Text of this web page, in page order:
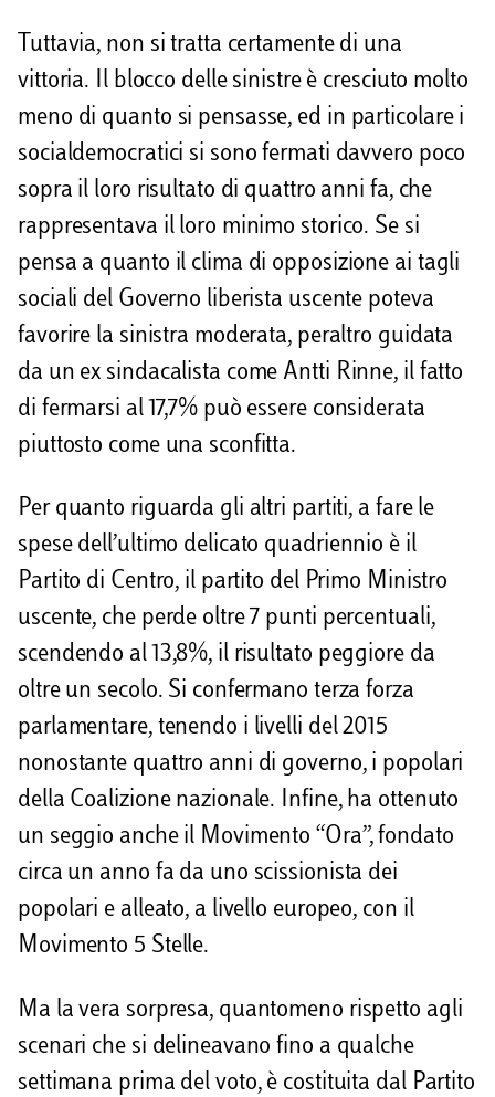
Tuttavia, non si tratta certamente di una
vittoria. Il blocco delle sinistre è cresciuto molto
meno di quanto si pensasse, ed in particolare i
socialdemocratici si sono fermati davvero poco
sopra il loro risultato di quattro anni fa, che
rappresentava il loro minimo storico. Se si
pensa a quanto il clima di opposizione ai tagli
sociali del Governo liberista uscente poteva
favorire la sinistra moderata, peraltro guidata
da un ex sindacalista come Antti Rinne, il fatto
di fermarsi al 17,7% può essere considerata
piuttosto come una sconfitta.
Per quanto riguarda gli altri partiti, a fare le
spese dell’ultimo delicato quadriennio è il
Partito di Centro, il partito del Primo Ministro
uscente, che perde oltre 7 punti percentuali,
scendendo al 13,8%, il risultato peggiore da
oltre un secolo. Si confermano terza forza
parlamentare, tenendo i livelli del 2015
nonostante quattro anni di governo, i popolari
della Coalizione nazionale. Infine, ha ottenuto
un seggio anche il Movimento “Ora”, fondato
circa un anno fa da uno scissionista dei
popolari e alleato, a livello europeo, con il
Movimento 5 Stelle.
Ma la vera sorpresa, quantomeno rispetto agli
scenari che si delineavano fino a qualche
settimana prima del voto, è costituita dal Partito